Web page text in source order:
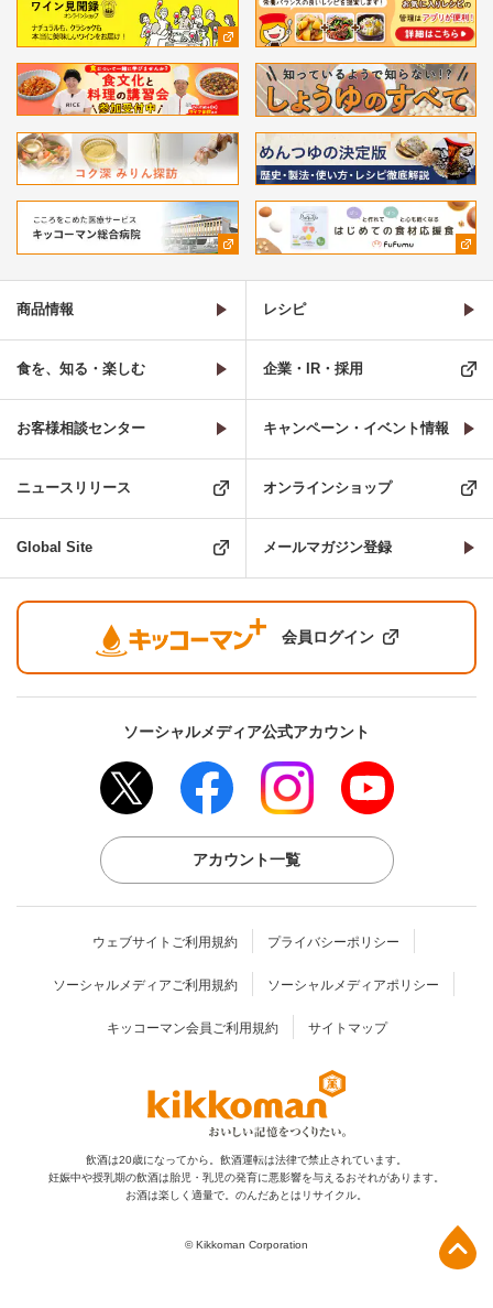
商品情報 レシピ
食を、知る・楽しむ 企業・IR・採用
お客様相談センター キャンペーン・イベント情報
ニュースリリース オンラインショップ
Global Site メールマガジン登録
会員ログイン
ソーシャルメディア公式アカウント
アカウント一覧
ウェブサイトご利用規約 プライバシーポリシー
ソーシャルメディアご利用規約 ソーシャルメディアポリシー
キッコーマン会員ご利用規約 サイトマップ
飲酒は20歳になってから。飲酒運転は法律で禁止されています。
妊娠中や授乳期の飲酒は胎児・乳児の発育に悪影響を与えるおそれがあります。
お酒は楽しく適量で。のんだあとはリサイクル。
© Kikkoman Corporation